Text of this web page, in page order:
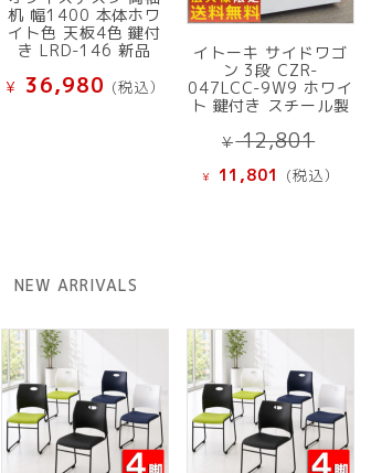
机 幅1400 本体ホワ
イト色 天板4色 鍵付
き LRD-146 新品
¥ 36,980 (税込）
イトーキ サイドワゴ
ン 3段 CZR-
047LCC-9W9 ホワイ
ト 鍵付き スチール製
¥12,801
の
価
¥ 11,801 現
で
す。
(税込）
NEW ARRIVALS